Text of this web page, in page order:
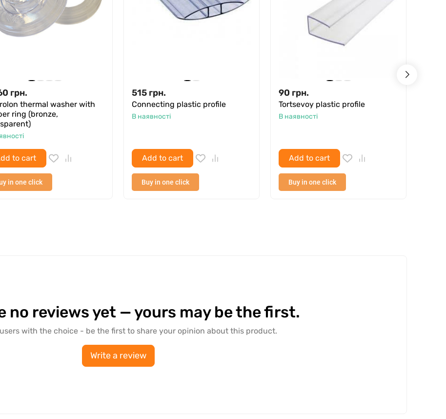
грн.
thermal washer with
ring (bronze,
to cart
in one click
515 грн.
Connecting plastic profile
В наявності
Add to cart
Buy in one click
90 грн.
Tortsevoy plastic profile
В наявності
Add to cart
Buy in one click
no reviews yet — yours may be the first.
with the choice - be the first to share your opinion about this product.
Write a review